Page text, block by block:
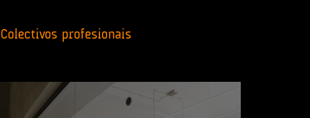
Colectivos profesionais